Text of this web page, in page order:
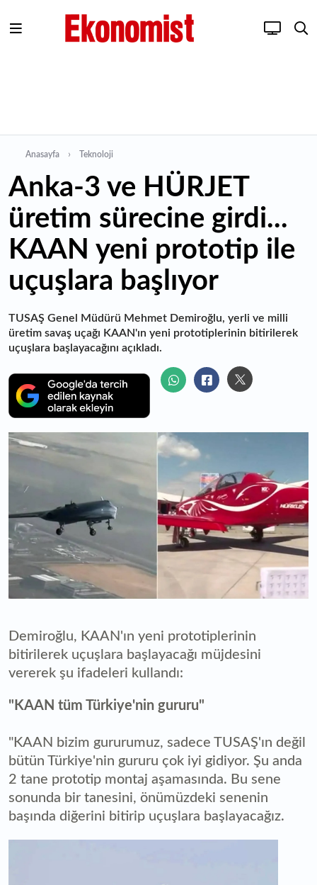
Anasayfa Teknoloji
Anka-3 ve HÜRJET
üretim sürecine girdi...
KAAN yeni prototip ile
uçuşlara başlıyor
TUSAŞ Genel Müdürü Mehmet Demiroğlu, yerli ve milli
üretim savaş uçağı KAAN'ın yeni prototiplerinin bitirilerek
uçuşlara başlayacağını açıkladı.
Demiroğlu, KAAN'ın yeni prototiplerinin
bitirilerek uçuşlara başlayacağı müjdesini
vererek şu ifadeleri kullandı:
"KAAN tüm Türkiye'nin gururu"
"KAAN bizim gururumuz, sadece TUSAŞ'ın değil
bütün Türkiye'nin gururu çok iyi gidiyor. Şu anda
2 tane prototip montaj aşamasında. Bu sene
sonunda bir tanesini, önümüzdeki senenin
başında diğerini bitirip uçuşlara başlayacağız.